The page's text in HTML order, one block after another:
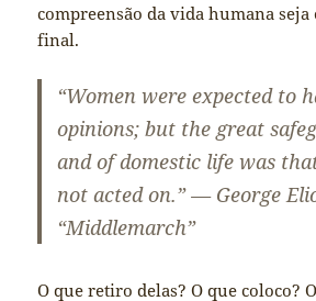
compreensão da vida humana seja
final.
“Women were expected to
opinions; but the great
and of domestic life was
not acted on.” — George
“Middlemarch”
O que retiro delas? O que coloco?